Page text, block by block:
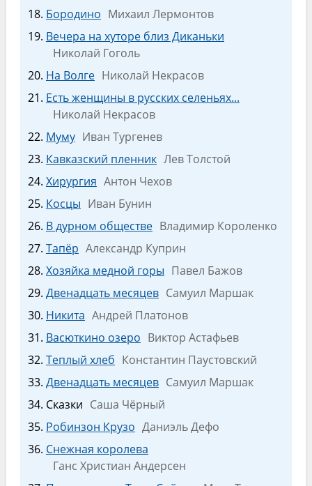
Бородино Михаил Лермонтов
Вечера на хуторе близ Диканьки
Николай Гоголь
На Волге Николай Некрасов
Есть женщины в русских селеньях...
Николай Некрасов
Муму Иван Тургенев
Кавказский пленник Лев Толстой
Хирургия Антон Чехов
Косцы Иван Бунин
В дурном обществе Владимир Короленко
Тапёр Александр Куприн
Хозяйка медной горы Павел Бажов
Двенадцать месяцев Самуил Маршак
Никита Андрей Платонов
Васюткино озеро Виктор Астафьев
Теплый хлеб Константин Паустовский
Двенадцать месяцев Самуил Маршак
Сказки Саша Чёрный
Робинзон Крузо Даниэль Дефо
Снежная королева
Ганс Христиан Андерсен